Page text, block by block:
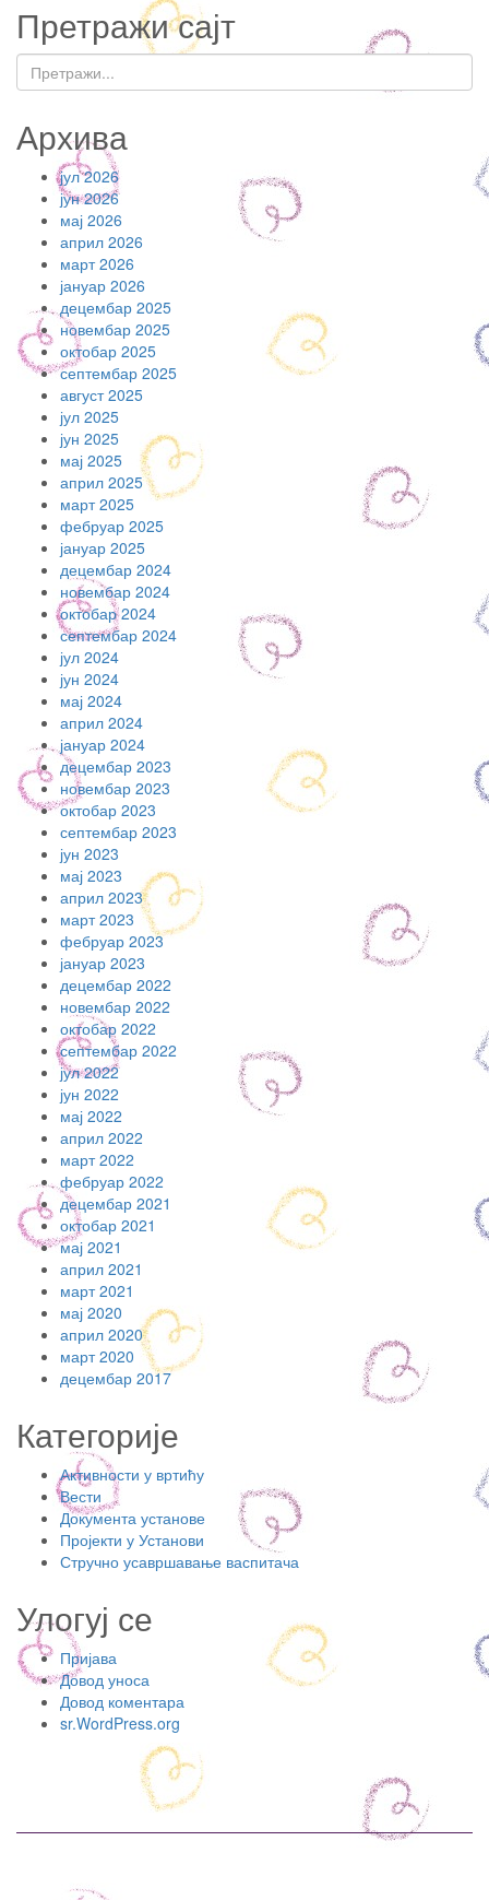
Претражи сајт
Архива
јул 2026
јун 2026
мај 2026
април 2026
март 2026
јануар 2026
децембар 2025
новембар 2025
октобар 2025
септембар 2025
август 2025
јул 2025
јун 2025
мај 2025
април 2025
март 2025
фебруар 2025
јануар 2025
децембар 2024
новембар 2024
октобар 2024
септембар 2024
јул 2024
јун 2024
мај 2024
април 2024
јануар 2024
децембар 2023
новембар 2023
октобар 2023
септембар 2023
јун 2023
мај 2023
април 2023
март 2023
фебруар 2023
јануар 2023
децембар 2022
новембар 2022
октобар 2022
септембар 2022
јул 2022
јун 2022
мај 2022
април 2022
март 2022
фебруар 2022
децембар 2021
октобар 2021
мај 2021
април 2021
март 2021
мај 2020
април 2020
март 2020
децембар 2017
Категорије
Активности у вртићу
Вести
Документа установе
Пројекти у Установи
Стручно усавршавање васпитача
Улогуј се
Пријава
Довод уноса
Довод коментара
sr.WordPress.org